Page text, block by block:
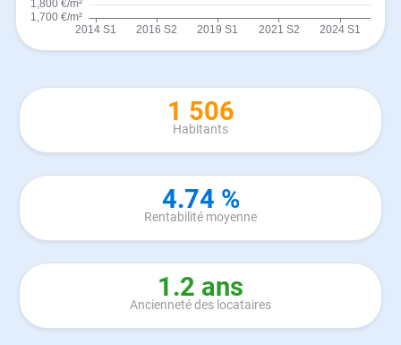
1 506
Habitants
4.74 %
Rentabilité moyenne
1.2 ans
Ancienneté des locataires